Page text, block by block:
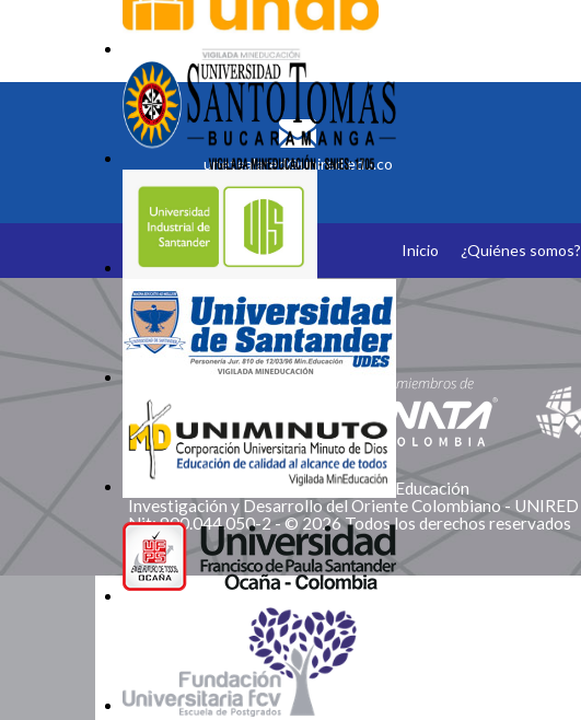
unetealared@unired.edu.co
Inicio ¿Quiénes somos?
Somos Miembros
Corporación Red de Instituciones de Educación
Investigación y Desarrollo del Oriente Colombiano - UNIRED
Nit: 900.044.050-2 - © 2026 Todos los derechos reservados